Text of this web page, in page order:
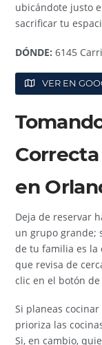
ubicándote justo
sacrificar tu
DÓNDE: 6145
VER EN
en
Deja de reservar
un grupo grande;
de tu familia es la
que revisa de
clic en el botón
Si planeas
prioriza las
Si, en cambio,